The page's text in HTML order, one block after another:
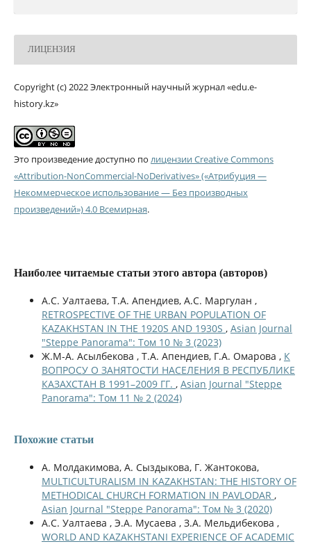
ЛИЦЕНЗИЯ
Copyright (c) 2022 Электронный научный журнал «edu.e-
history.kz»
Это произведение доступно по лицензии Creative Commons
«Attribution-NonCommercial-NoDerivatives» («Атрибуция —
Некоммерческое использование — Без производных
произведений») 4.0 Всемирная.
Наиболее читаемые статьи этого автора (авторов)
А.С. Уалтаева, Т.А. Апендиев, А.С. Маргулан ,
RETROSPECTIVE OF THE URBAN POPULATION OF
KAZAKHSTAN IN THE 1920S AND 1930S , Asian Journal
"Steppe Panorama": Том 10 № 3 (2023)
Ж.М-А. Асылбекова , Т.А. Апендиев, Г.А. Омарова , К
ВОПРОСУ О ЗАНЯТОСТИ НАСЕЛЕНИЯ В РЕСПУБЛИКЕ
КАЗАХСТАН В 1991–2009 ГГ. , Asian Journal "Steppe
Panorama": Том 11 № 2 (2024)
Похожие статьи
А. Молдакимова, А. Сыздыкова, Г. Жантокова,
MULTICULTURALISM IN KAZAKHSTAN: THE HISTORY OF
METHODICAL CHURCH FORMATION IN PAVLODAR ,
Asian Journal "Steppe Panorama": Том № 3 (2020)
А.С. Уалтаева , Э.А. Мусаева , З.А. Мельдибекова ,
WORLD AND KAZAKHSTANI EXPERIENCE OF ACADEMIC